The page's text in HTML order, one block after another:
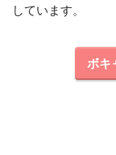
しています。
ボキ